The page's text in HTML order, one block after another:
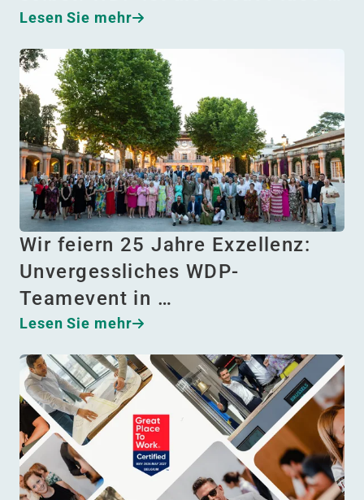
Lesen Sie mehr
Wir feiern 25 Jahre Exzellenz:
Unvergessliches WDP-
Teamevent in …
Lesen Sie mehr